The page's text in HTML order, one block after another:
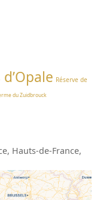
Réserve de
du Zuidbrouck
, Hauts-de-France,